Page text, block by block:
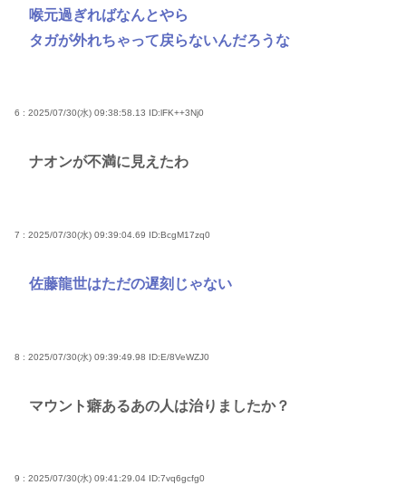
喉元過ぎればなんとやら
タガが外れちゃって戻らないんだろうな
6 : 2025/07/30(水) 09:38:58.13 ID:lFK++3Nj0
ナオンが不満に見えたわ
7 : 2025/07/30(水) 09:39:04.69 ID:BcgM17zq0
佐藤龍世はただの遅刻じゃない
8 : 2025/07/30(水) 09:39:49.98 ID:E/8VeWZJ0
マウント癖あるあの人は治りましたか？
9 : 2025/07/30(水) 09:41:29.04 ID:7vq6gcfg0